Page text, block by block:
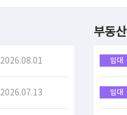
2026.08.01
2026.07.13
부동산
임대
임대